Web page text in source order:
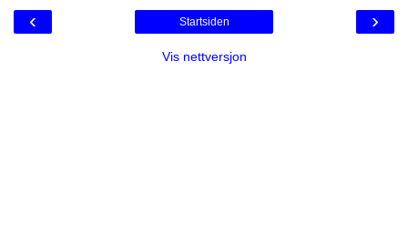
‹ ›
Startsiden
Vis nettversjon